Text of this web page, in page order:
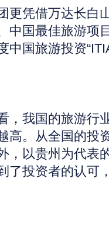
更凭借万达长白
中国最佳旅游项
中国旅游投资
，我国的旅游行
高。从全国的投
，以贵州为代表
了投资者的认可